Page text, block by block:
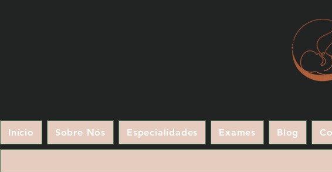
Início Sobre Nós Especialidades Exames Blog